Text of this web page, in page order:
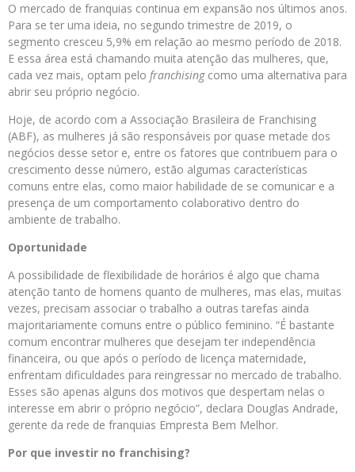
O mercado de franquias continua em expansão nos últimos anos.
Para se ter uma ideia, no segundo trimestre de 2019, o
segmento cresceu 5,9% em relação ao mesmo período de 2018.
E essa área está chamando muita atenção das mulheres, que,
cada vez mais, optam pelo franchisingcomo uma alternativa para
abrir seu próprio negócio.
Hoje, de acordo com a Associação Brasileira de Franchising
(ABF), as mulheres já são responsáveis por quase metade dos
negócios desse setor e, entre os fatores que contribuem para o
crescimento desse número, estão algumas características
comuns entre elas, como maior habilidade de se comunicar e a
presença de um comportamento colaborativo dentro do
ambiente de trabalho.
Oportunidade
A possibilidade de flexibilidade de horários é algo que chama
atenção tanto de homens quanto de mulheres, mas elas, muitas
vezes, precisam associar o trabalho a outras tarefas ainda
majoritariamente comuns entre o público feminino. “É bastante
comum encontrar mulheres que desejam ter independência
financeira, ou que após o período de licença maternidade,
enfrentam dificuldades para reingressar no mercado de trabalho.
Esses são apenas alguns dos motivos que despertam nelas o
interesse em abrir o próprio negócio”, declara Douglas Andrade,
gerente da rede de franquias Empresta Bem Melhor.
Por que investir no franchising?